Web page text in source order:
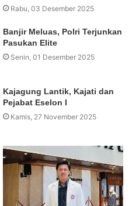
Rabu, 03 Desember 2025
Banjir Meluas, Polri Terjunkan
Pasukan Elite
Senin, 01 Desember 2025
Kajagung Lantik, Kajati dan
Pejabat Eselon I
Kamis, 27 November 2025